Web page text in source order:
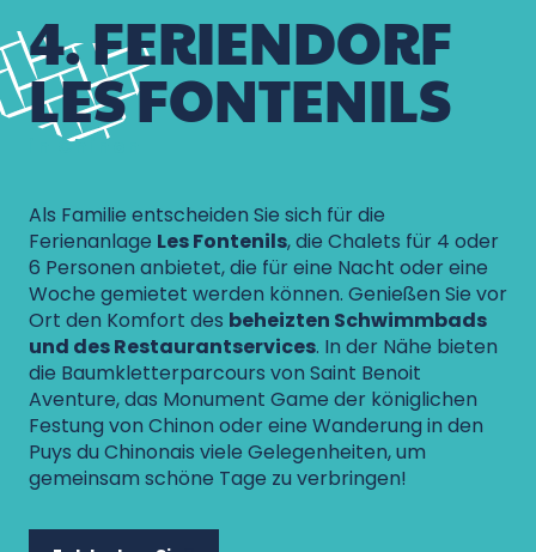
4. FERIENDORF
LES FONTENILS
in Chinon
Als Familie entscheiden Sie sich für die
Ferienanlage Les Fontenils, die Chalets für 4 oder
6 Personen anbietet, die für eine Nacht oder eine
Woche gemietet werden können. Genießen Sie vor
Ort den Komfort des beheizten Schwimmbads
und des Restaurantservices. In der Nähe bieten
die Baumkletterparcours von Saint Benoit
Aventure, das Monument Game der königlichen
Festung von Chinon oder eine Wanderung in den
Puys du Chinonais viele Gelegenheiten, um
gemeinsam schöne Tage zu verbringen!